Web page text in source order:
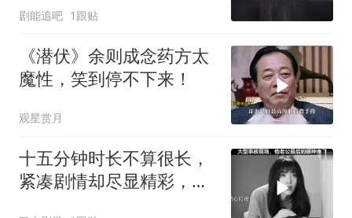
剧能追吧 1跟贴
《潜伏》余则成念药方太
魔性，笑到停不下来！
观星赏月
十五分钟时长不算很长，
紧凑剧情却尽显精彩，深